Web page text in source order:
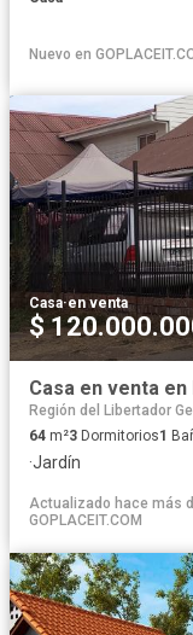
Nuevo en
Casa·en venta
$
Casa en venta en
Región del Libertador
64 m²3 Dormitorios1
·Jardín
Actualizado hace más
GOPLACEIT.COM